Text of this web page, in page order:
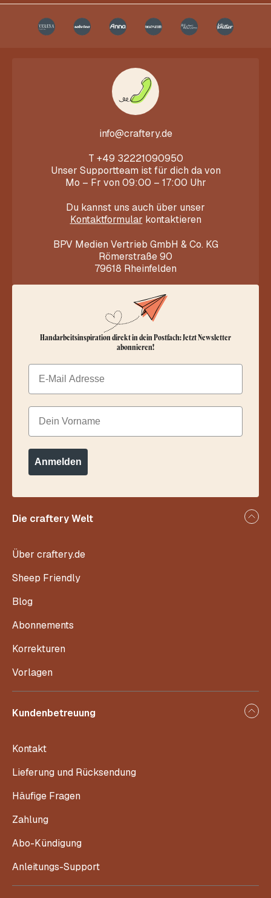
info@craftery.de
T +49 32221090950
Unser Supportteam ist für dich da von
Mo – Fr von 09:00 – 17:00 Uhr
Du kannst uns auch über unser
Kontaktformular kontaktieren
BPV Medien Vertrieb GmbH & Co. KG
Römerstraße 90
79618 Rheinfelden
Die craftery Welt
Über craftery.de
Sheep Friendly
Blog
Abonnements
Korrekturen
Vorlagen
Kundenbetreuung
Kontakt
Lieferung und Rücksendung
Häufige Fragen
Zahlung
Abo-Kündigung
Anleitungs-Support
Handarbeitsinspiration direkt in dein Postfach: Jetzt Newsletter
abonnieren!
Email
Dein Vorname
Anmelden